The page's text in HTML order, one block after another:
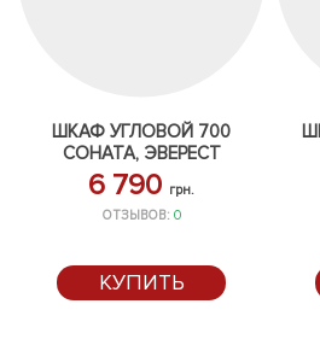
ШКАФ УГЛОВОЙ 700
СОНАТА, ЭВЕРЕСТ
6 790 грн.
ОТЗЫВОВ: 0
КУПИТЬ